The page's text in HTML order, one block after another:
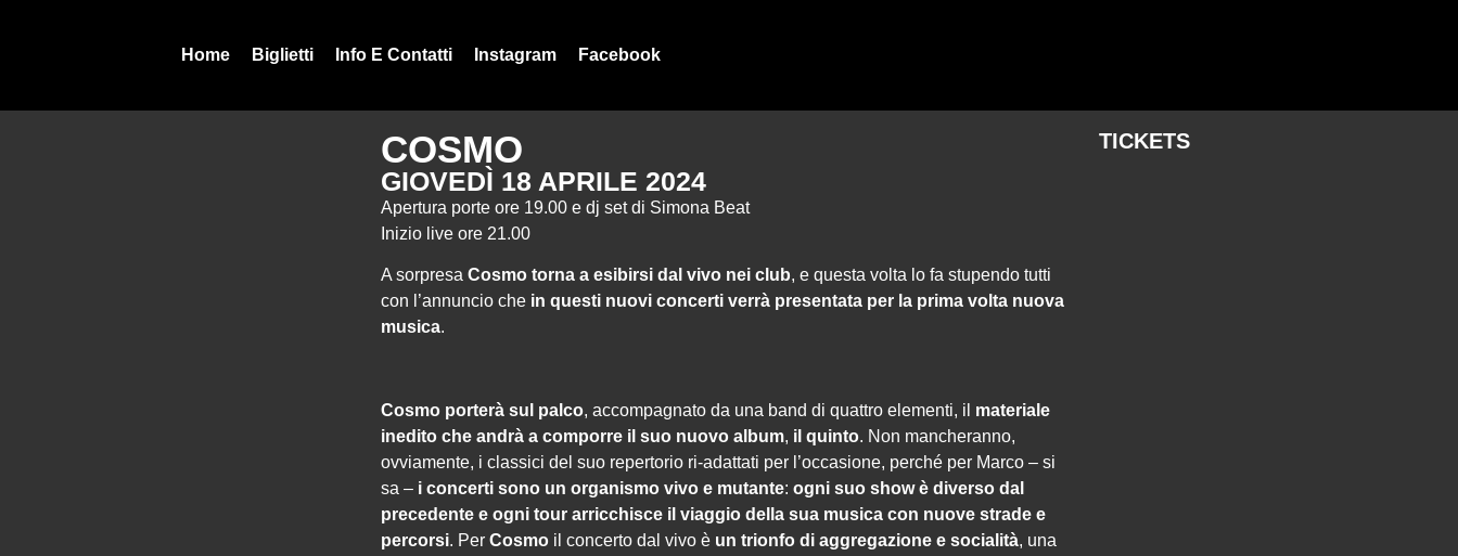
Home Biglietti Info E Contatti Instagram Facebook
COSMO
GIOVEDÌ 18 APRILE 2024
Apertura porte ore 19.00 e dj set di Simona Beat
Inizio live ore 21.00
A sorpresa Cosmo torna a esibirsi dal vivo nei club, e questa volta lo fa stupendo tutti
con l’annuncio che in questi nuovi concerti verrà presentata per la prima volta nuova
musica.
Cosmo porterà sul palco, accompagnato da una band di quattro elementi, il materiale
inedito che andrà a comporre il suo nuovo album, il quinto. Non mancheranno,
ovviamente, i classici del suo repertorio ri-adattati per l’occasione, perché per Marco – si
sa – i concerti sono un organismo vivo e mutante: ogni suo show è diverso dal
precedente e ogni tour arricchisce il viaggio della sua musica con nuove strade e
percorsi. Per Cosmo il concerto dal vivo è un trionfo di aggregazione e socialità, una
TICKETS